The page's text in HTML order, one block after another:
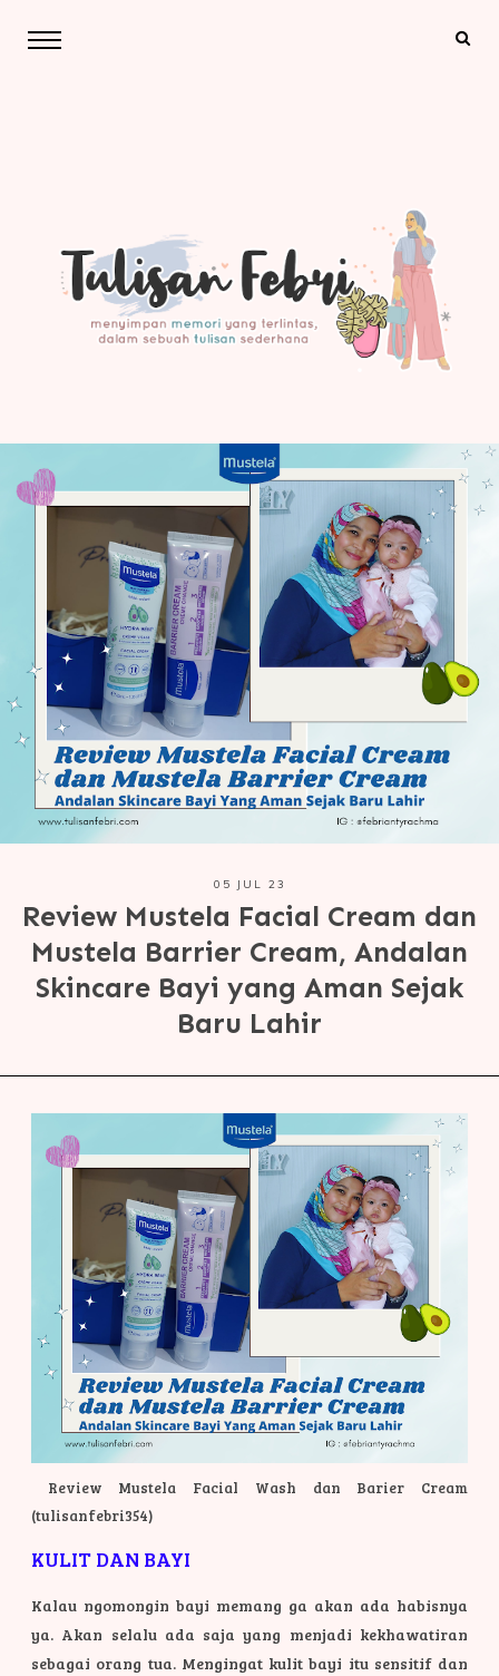
05 JUL 23
Review Mustela Facial Cream dan
Mustela Barrier Cream, Andalan
Skincare Bayi yang Aman Sejak
Baru Lahir
Review Mustela Facial Wash dan Barier Cream
(tulisanfebri354)
KULIT DAN BAYI
Kalau ngomongin bayi memang ga akan ada habisnya
ya. Akan selalu ada saja yang menjadi kekhawatiran
sebagai orang tua. Mengingat kulit bayi itu sensitif dan